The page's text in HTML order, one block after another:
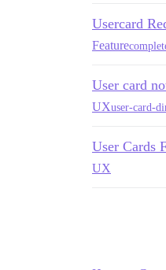
Usercard
Feature
User card
UXuser-card-
User Cards
UX